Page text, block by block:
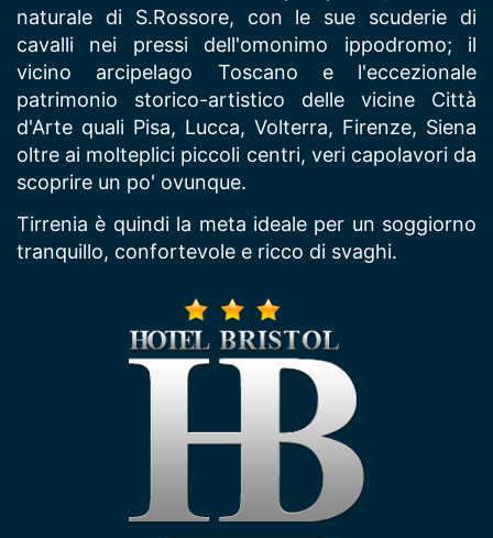
naturale di S.Rossore, con le sue scuderie di
cavalli nei pressi dell'omonimo ippodromo; il
vicino arcipelago Toscano e l'eccezionale
patrimonio storico-artistico delle vicine Città
d'Arte quali Pisa, Lucca, Volterra, Firenze, Siena
oltre ai molteplici piccoli centri, veri capolavori da
scoprire un po' ovunque.
Tirrenia è quindi la meta ideale per un soggiorno
tranquillo, confortevole e ricco di svaghi.